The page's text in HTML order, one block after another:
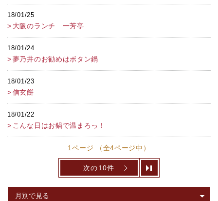
18/01/25
大阪のランチ 一芳亭
18/01/24
夢乃井のお勧めはボタン鍋
18/01/23
信玄餅
18/01/22
こんな日はお鍋で温まろっ！
1ページ （全4ページ中）
次の10件